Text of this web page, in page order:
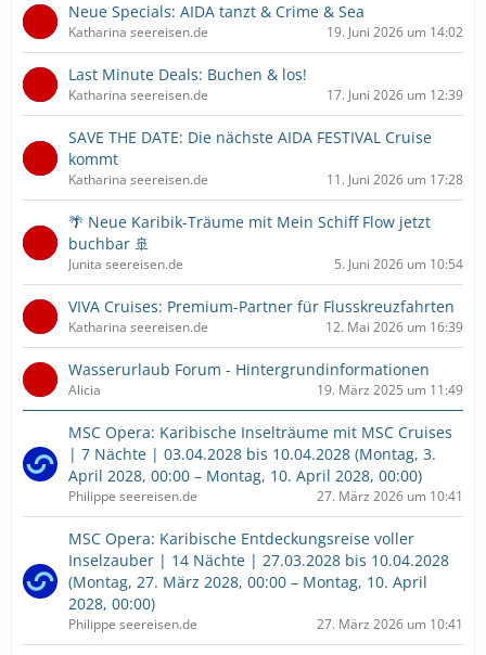
Neue Specials: AIDA tanzt & Crime & Sea
Katharina seereisen.de 19. Juni 2026 um 14:02
Last Minute Deals: Buchen & los!
Katharina seereisen.de 17. Juni 2026 um 12:39
SAVE THE DATE: Die nächste AIDA FESTIVAL Cruise
kommt
Katharina seereisen.de 11. Juni 2026 um 17:28
🌴 Neue Karibik-Träume mit Mein Schiff Flow jetzt
buchbar 🚢
Junita seereisen.de 5. Juni 2026 um 10:54
VIVA Cruises: Premium-Partner für Flusskreuzfahrten
Katharina seereisen.de 12. Mai 2026 um 16:39
Wasserurlaub Forum - Hintergrundinformationen
Alicia 19. März 2025 um 11:49
MSC Opera: Karibische Inselträume mit MSC Cruises
| 7 Nächte | 03.04.2028 bis 10.04.2028 (Montag, 3.
April 2028, 00:00 – Montag, 10. April 2028, 00:00)
Philippe seereisen.de 27. März 2026 um 10:41
MSC Opera: Karibische Entdeckungsreise voller
Inselzauber | 14 Nächte | 27.03.2028 bis 10.04.2028
(Montag, 27. März 2028, 00:00 – Montag, 10. April
2028, 00:00)
Philippe seereisen.de 27. März 2026 um 10:41